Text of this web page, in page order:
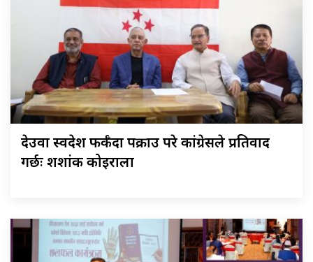
देउवा स्वदेश फर्कँदा पक्राउ परे कांग्रेसले प्रतिवाद
गर्छः शशांक कोइराला